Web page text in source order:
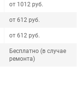
от 1012 руб.
от 612 руб.
от 612 руб.
Бесплатно (в случае
ремонта)